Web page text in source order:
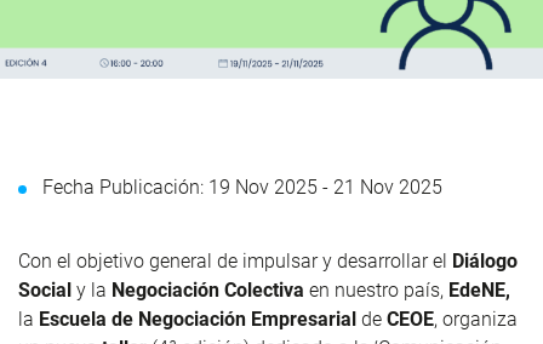
Fecha Publicación: 19 Nov 2025 - 21 Nov 2025
Con el objetivo general de impulsar y desarrollar el Diálogo
Social y la Negociación Colectiva en nuestro país, EdeNE,
la Escuela de Negociación Empresarial de CEOE, organiza